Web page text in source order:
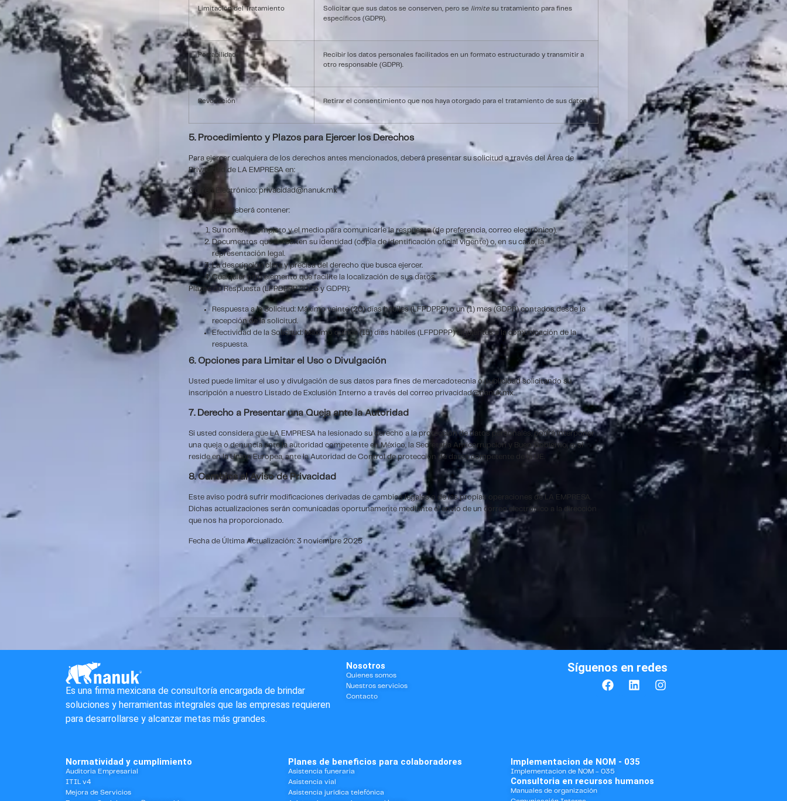
Limitación del Tratamiento Solicitar que sus datos se conserven, pero se limite su tratamiento para fines
específicos (GDPR).
Portabilidad
Recibir los datos personales facilitados en un formato estructurado y transmitir a
otro responsable (GDPR).
Revocación Retirar el consentimiento que nos haya otorgado para el tratamiento de sus datos.
5. Procedimiento y Plazos para Ejercer los Derechos
Para ejercer cualquiera de los derechos antes mencionados, deberá presentar su solicitud a través del Área de
Privacidad de LA EMPRESA en:
Correo Electrónico:privacidad@nanuk.mx
La solicitud deberá contener:
Su nombre completo y el medio para comunicarle la respuesta (de preferencia, correo electrónico).
Documentos que acrediten su identidad (copia de identificación oficial vigente) o, en su caso, la
representación legal.
La descripción clara y precisa del derecho que busca ejercer.
Cualquier otro elemento que facilite la localización de sus datos.
Plazos de Respuesta (LFPDPPP 2025 y GDPR):
Respuesta a la Solicitud: Máximo veinte (20) días hábiles (LFPDPPP) o un (1) mes (GDPR) contados desde la
recepción de la solicitud.
Efectividad de la Solicitud: Máximo quince (15) días hábiles (LFPDPPP) siguientes a la comunicación de la
respuesta.
6. Opciones para Limitar el Uso o Divulgación
Usted puede limitar el uso y divulgación de sus datos para fines de mercadotecnia o publicidad solicitando su
inscripción a nuestro Listado de Exclusión Interno a través del correo privacidad@nanuk.mx.
7. Derecho a Presentar una Queja ante la Autoridad
Si usted considera que LA EMPRESA ha lesionado su derecho a la protección de datos personales, podrá interponer
una queja o denuncia ante la autoridad competente en México, la Secretaría Anticorrupción y Buen Gobierno, o, si
reside en la Unión Europea, ante la Autoridad de Control de protección de datos competente de la UE.
8. Cambios al Aviso de Privacidad
Este aviso podrá sufrir modificaciones derivadas de cambios legales o de las propias operaciones de LA EMPRESA.
Dichas actualizaciones serán comunicadas oportunamente mediante el envío de un correo electrónico a la dirección
que nos ha proporcionado.
Fecha de Última Actualización: 3 noviembre 2025
Es una firma mexicana de consultoría encargada de brindar
soluciones y herramientas integrales que las empresas requieren
para desarrollarse y alcanzar metas más grandes.
Nosotros
Quienes somos
Nuestros servicios
Contacto
Síguenos en redes
Normatividad y cumplimiento
Auditoria Empresarial
ITIL v4
Mejora de Servicios
Planes de beneficios para colaboradores
Asistencia funeraria
Asistencia vial
Asistencia jurídica telefónica
Implementacion de NOM - 035
Implementacion de NOM - 035
Consultoria en recursos humanos
Manuales de organización